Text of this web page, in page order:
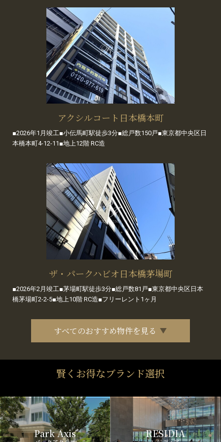
アクシルコート日本橋本町
■2026年1月竣工■小伝馬町駅徒歩3分■総戸数150戸■東京都中央区日
本橋本町4-12-11■地上12階 RC造
ザ・パークハビオ日本橋茅場町
■2026年2月竣工■茅場町駅徒歩3分■総戸数81戸■東京都中央区日本
橋茅場町2-2-5■地上10階 RC造■フリーレント1ヶ月
すべてのおすすめ物件を見る
賢くお得なブランド選択
Park Axis RESIDIA